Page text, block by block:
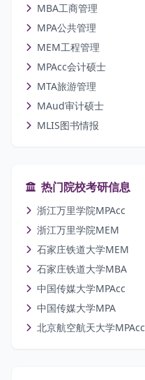
MBA工商管理
MPA公共管理
MEM工程管理
MPAcc会计硕士
MTA旅游管理
MAud审计硕士
MLIS图书情报
热门院校考研信息
浙江万里学院MPAcc
浙江万里学院MEM
石家庄铁道大学MEM
石家庄铁道大学MBA
中国传媒大学MPAcc
中国传媒大学MPA
北京航空航天大学MPAcc